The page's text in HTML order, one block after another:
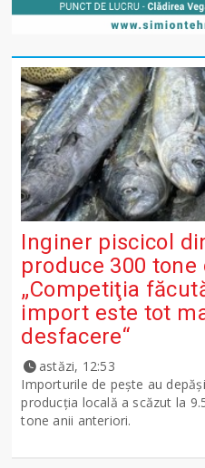
Inginer piscicol
produce 300 tone
„Competiţia
import este tot
desfacere“
astăzi, 12:53
Importurile de peşte au
producţia locală a scăzut la
tone anii anteriori.